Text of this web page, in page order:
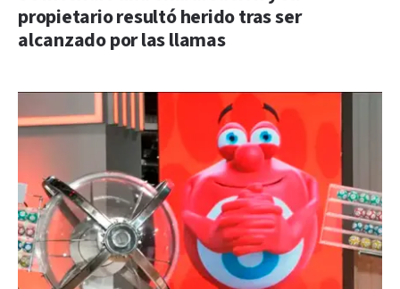
propietario resultó herido tras ser
alcanzado por las llamas